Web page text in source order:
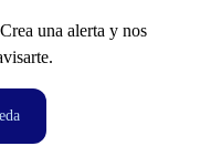
una alerta y nos